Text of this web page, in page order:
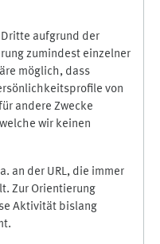
aufgrund der
zumindest einzelner
möglich, dass
von
andere Zwecke
wir keinen
an der URL, die immer
Zur Orientierung
Aktivität bislang